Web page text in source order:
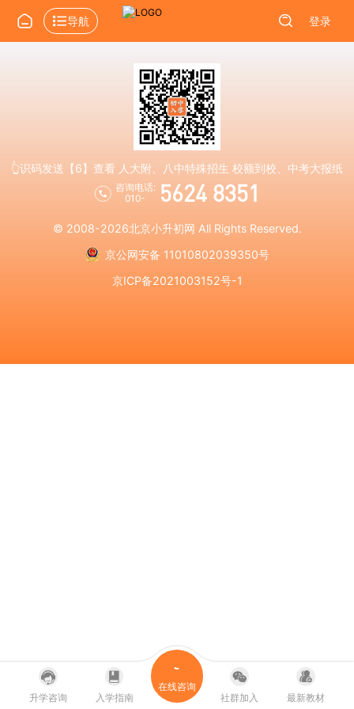
导航 登录
👆识码发送【6】查看 人大附、八中特殊招生 校额到校、中考大报纸
咨询电话:
010-
5624 8351
© 2008-2026北京小升初网 All Rights Reserved.
京公网安备 11010802039350号
京ICP备2021003152号-1
升学咨询 入学指南
在线咨询
社群加入
最新教材